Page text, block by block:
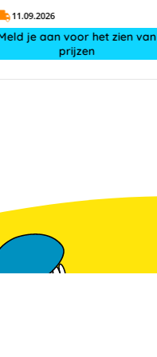
11.09.2026
je aan voor het zien van
prijzen